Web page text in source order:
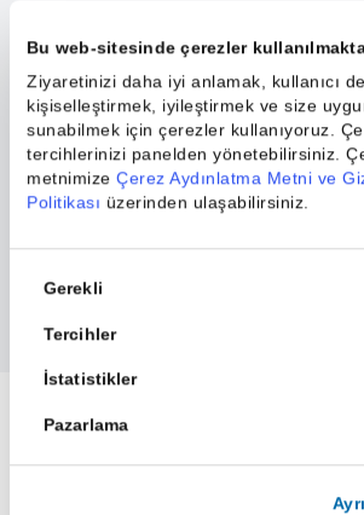
Bu web-sitesinde çerezler
Ziyaretinizi daha iyi anlamak, kullanıcı
kişiselleştirmek, iyileştirmek ve size
sunabilmek için çerezler kullanıyoruz.
tercihlerinizi panelden yönetebilirsiniz.
metnimize Çerez Aydınlatma Metni ve
Politikası üzerinden ulaşabilirsiniz.
Seçimi
Gerekli
Tercihler
İstatistikler
Pazarlama
Piapiri'yi